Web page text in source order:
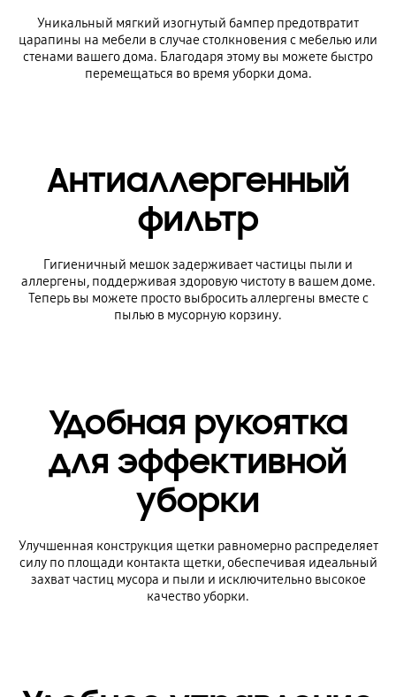
Уникальный мягкий изогнутый бампер предотвратит
царапины на мебели в случае столкновения с мебелью или
стенами вашего дома. Благодаря этому вы можете быстро
перемещаться во время уборки дома.
Антиаллергенный
фильтр
Гигиеничный мешок задерживает частицы пыли и
аллергены, поддерживая здоровую чистоту в вашем доме.
Теперь вы можете просто выбросить аллергены вместе с
пылью в мусорную корзину.
Удобная рукоятка
для эффективной
уборки
Улучшенная конструкция щетки равномерно распределяет
силу по площади контакта щетки, обеспечивая идеальный
захват частиц мусора и пыли и исключительно высокое
качество уборки.